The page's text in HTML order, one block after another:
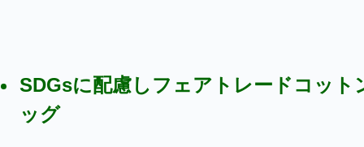
SDGsに配慮しフェアトレードコット
ッグ